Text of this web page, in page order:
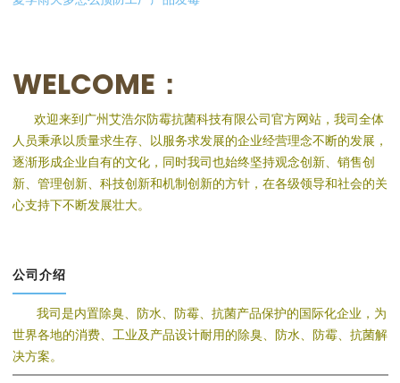
WELCOME：
欢迎来到广州艾浩尔防霉抗菌科技有限公司官方网站，我司全体
人员秉承以质量求生存、以服务求发展的企业经营理念不断的发展，
逐渐形成企业自有的文化，同时我司也始终坚持观念创新、销售创
新、管理创新、科技创新和机制创新的方针，在各级领导和社会的关
心支持下不断发展壮大。
公司介绍
我司是内置除臭、防水、防霉、抗菌产品保护的国际化企业，为
世界各地的消费、工业及产品设计耐用的除臭、防水、防霉、抗菌解
决方案。